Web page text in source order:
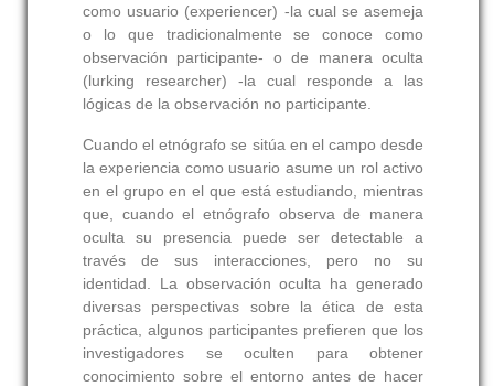
como usuario (experiencer) -la cual se asemeja
o lo que tradicionalmente se conoce como
observación participante- o de manera oculta
(lurking researcher) -la cual responde a las
lógicas de la observación no participante.
Cuando el etnógrafo se sitúa en el campo desde
la experiencia como usuario asume un rol activo
en el grupo en el que está estudiando, mientras
que, cuando el etnógrafo observa de manera
oculta su presencia puede ser detectable a
través de sus interacciones, pero no su
identidad. La observación oculta ha generado
diversas perspectivas sobre la ética de esta
práctica, algunos participantes prefieren que los
investigadores se oculten para obtener
conocimiento sobre el entorno antes de hacer